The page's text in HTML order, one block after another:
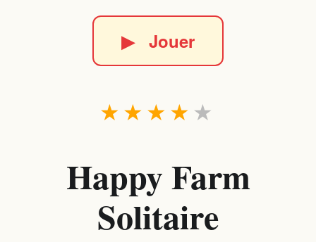
▶Jouer
★
★
★
★
★
Happy Farm
Solitaire